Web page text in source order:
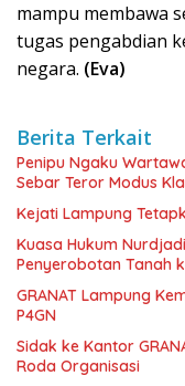
mampu membawa
tugas pengabdian
negara. (Eva)
Berita Terkait
Penipu Ngaku
Sebar Teror Modus
Kejati Lampung
Kuasa Hukum
Penyerobotan Tanah
GRANAT Lampung
P4GN
‎Sidak ke Kantor
Roda Organisasi